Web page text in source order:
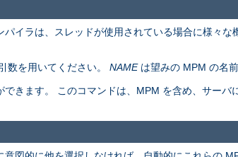
イラは、スレッドが使用されている場合に様々な
数を用いてください。 NAMEは望みの MPM の名前
できます。 このコマンドは、MPM を含め、サーバ